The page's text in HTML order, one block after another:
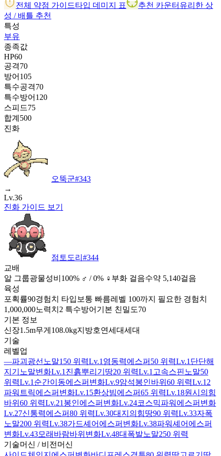
전체 약점 가이드타입 데미지 표 추천 카운터 유리한 상
성 / 배틀 추천
특성
부유
종족값
HP60
공격70
방어 105
특수공격70
특수방어 120
스피드75
합계 500
진화
오뚝군#343
→
Lv.36
진화 가이드 보기
점토도리 #344
교배
알 그룹광물성비 100% ♂ / 0% ♀ 부화 걸음수약 5,140걸음
육성
포획률90경험치 타입 보통 빠름레벨 100까지 필요한 경험치
1,000,000노력치 2 특수방어 기본 친밀도70
기본 정보
신장1.5m무게 108.0kg지방호연세대세대
기술
레벨업
—파괴광선 노말150 위력Lv.1 염동력에스퍼 50 위력Lv.1 단단해
지기 노말변화Lv.1 진흙뿌리기 땅20 위력Lv.1 고속스핀 노말50
위력Lv.1 순간이동에스퍼 변화Lv.9암석봉인바위 60 위력Lv.12
파워트릭에스퍼 변화Lv.15환상빔에스퍼65 위력Lv.18원시의힘
바위 60 위력Lv.21 봉인에스퍼 변화Lv.24코스믹파워 에스퍼 변화
Lv.27신통력에스퍼80 위력Lv.30대지의힘땅90 위력Lv.33자폭
노말200 위력Lv.38가드셰어 에스퍼 변화Lv.38파워셰어 에스퍼
변화Lv.43모래바람바위 변화Lv.48대폭발노말250 위력
기술머신 / 비전머신